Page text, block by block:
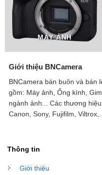
MÁY ẢNH
Giới thiệu BNCamera
BNCamera bán buôn và bán
gồm: Máy ảnh, Ống kính,
ngành ảnh...
Các thương
Canon, Sony, Fujifilm, Viltrox,...
Thông tin
Giới thiệu